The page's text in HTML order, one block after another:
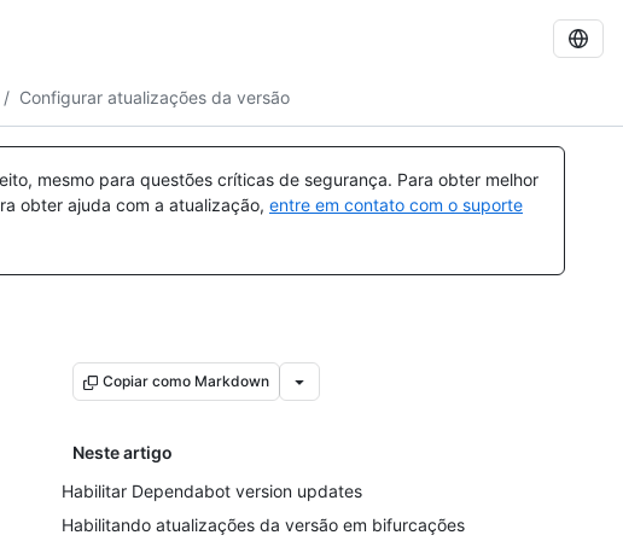
/ Configurar atualizações da versão
mesmo para questões críticas de segurança. Para obter melhor
obter ajuda com a atualização, entre em contato com o suporte
Copiar como Markdown
Neste artigo
Habilitar Dependabot version updates
Habilitando atualizações da versão em bifurcações